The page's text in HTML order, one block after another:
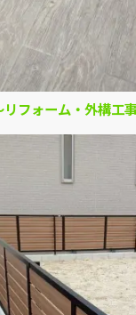
フォーム・外構工